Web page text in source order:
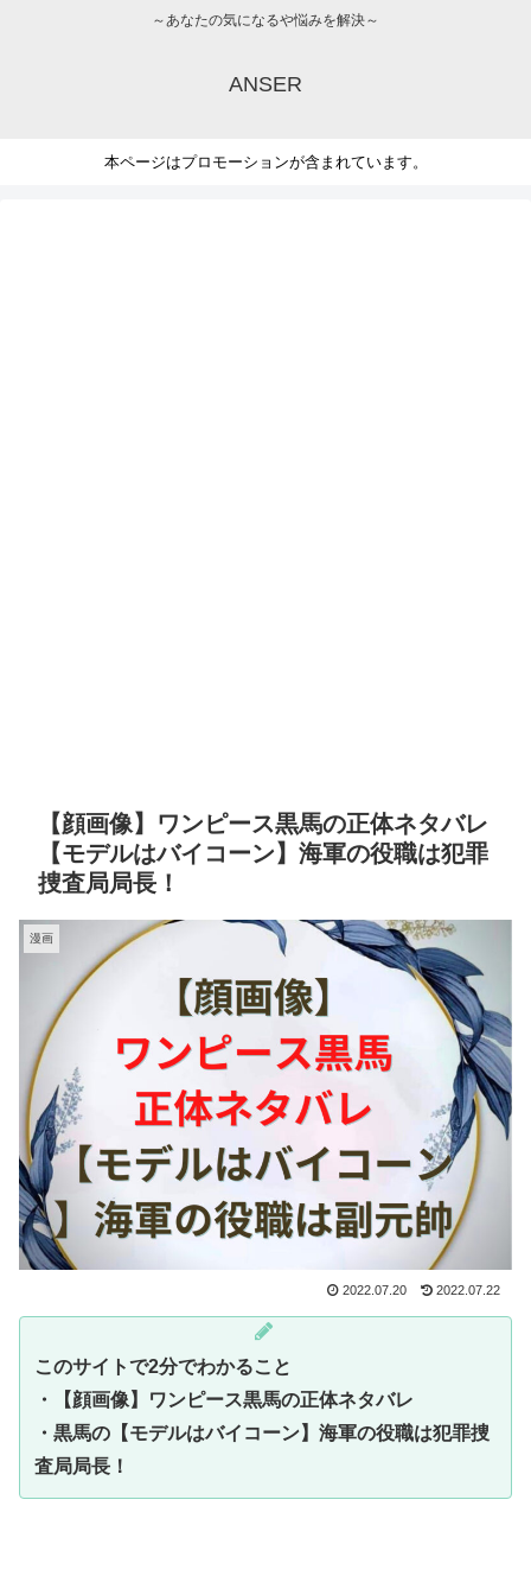
～あなたの気になるや悩みを解決～
ANSER
本ページはプロモーションが含まれています。
【顔画像】ワンピース黒馬の正体ネタバレ
【モデルはバイコーン】海軍の役職は犯罪
捜査局局長！
漫画
2022.07.20 2022.07.22
このサイトで2分でわかること
・【顔画像】ワンピース黒馬の正体ネタバレ
・ 黒馬の 【モデルはバイコーン】海軍の役職は犯罪捜
査局局長！